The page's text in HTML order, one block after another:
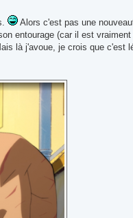
Alors c'est pas une
entourage (car il est
là j'avoue, je crois que c'est